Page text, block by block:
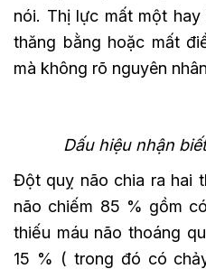
nói. Thị lực mất một
thăng bằng hoặc mất
mà không rõ nguyên
Dấu hiệu nhận
Đột quỵ não chia ra hai
não chiếm 85 % gồm
thiếu máu não thoáng
15 % ( trong đó có